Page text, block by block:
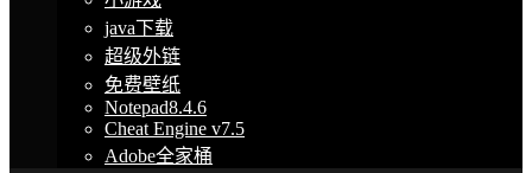
java下载
超级外链
免费壁纸
Notepad8.4.6
Cheat Engine v7.5
Adobe全家桶